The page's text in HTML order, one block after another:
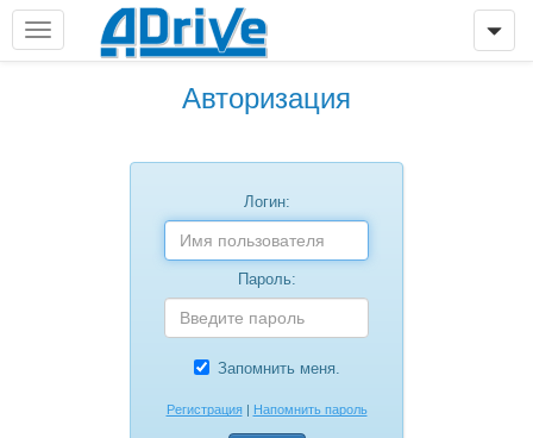
Авторизация
Логин:
Пароль:
Запомнить меня.
Регистрация| Напомнить пароль